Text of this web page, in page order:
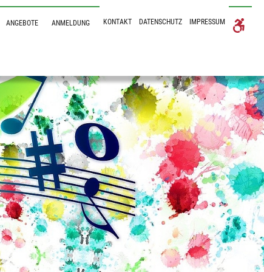
Submenu for "ÜBER UNS"
ANGEBOTE Submenu for "ANGEBOTE"
ANMELDUNG Submenu for "ANMELDUNG"
KONTAKT DATENSCHUTZ IMPRESSUM